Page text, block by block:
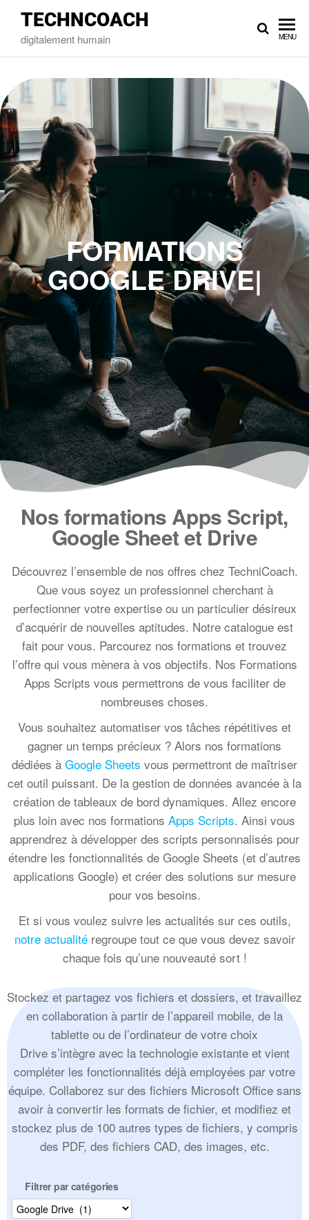
TECHNCOACH
digitalement humain MENU
FORMATIONS
GOOGLEDRIVE|
Nos formations Apps Script,
Google Sheet et Drive
Découvrez l’ensemble de nos offres chez TechniCoach.
Que vous soyez un professionnel cherchant à
perfectionner votre expertise ou un particulier désireux
d’acquérir de nouvelles aptitudes. Notre catalogue est
fait pour vous. Parcourez nos formations et trouvez
l’offre qui vous mènera à vos objectifs. Nos Formations
Apps Scripts vous permettrons de vous faciliter de
nombreuses choses.
Vous souhaitez automatiser vos tâches répétitives et
gagner un temps précieux ? Alors nos formations
dédiées à Google Sheets vous permettront de maîtriser
cet outil puissant. De la gestion de données avancée à la
création de tableaux de bord dynamiques. Allez encore
plus loin avec nos formations Apps Scripts. Ainsi vous
apprendrez à développer des scripts personnalisés pour
étendre les fonctionnalités de Google Sheets (et d’autres
applications Google) et créer des solutions sur mesure
pour vos besoins.
Et si vous voulez suivre les actualités sur ces outils,
notre actualitéregroupe tout ce que vous devez savoir
chaque fois qu’une nouveauté sort !
Stockez et partagez vos fichiers et dossiers, et travaillez
en collaboration à partir de l’appareil mobile, de la
tablette ou de l’ordinateur de votre choix
Drive s’intègre avec la technologie existante et vient
compléter les fonctionnalités déjà employées par votre
équipe. Collaborez sur des fichiers Microsoft Office sans
avoir à convertir les formats de fichier, et modifiez et
stockez plus de 100 autres types de fichiers, y compris
des PDF, des fichiers CAD, des images, etc.
Filtrer par catégories